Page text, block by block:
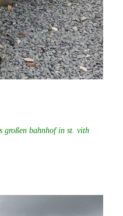
großen bahnhof in st. vith